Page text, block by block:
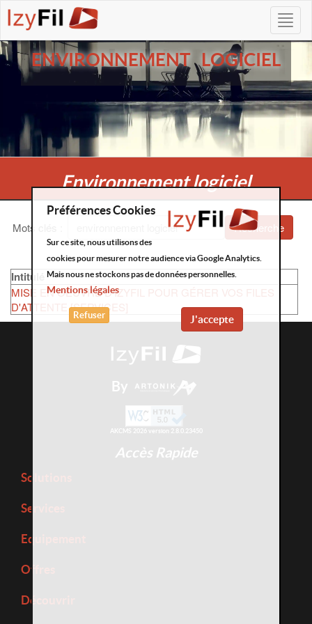
ENVIRONNEMENT LOGICIEL
Environnement logiciel
Mots clés Recherche
Intitulé
MISE EN OEUVRE D'IZYFIL POUR GÉRER VOS FILES
D'ATTENTE [SERVICES]
By
AKCMS 2026 version 2.8.0.23450
Accès Rapide
Solutions
Services
Equipement
Offres
Découvrir
Préférences Cookies
Sur ce site, nous utilisons des
cookies pour mesurer notre audience via Google Analytics.
Mais nous ne stockons pas de données personnelles.
Mentions légales
J'accepte
Refuser